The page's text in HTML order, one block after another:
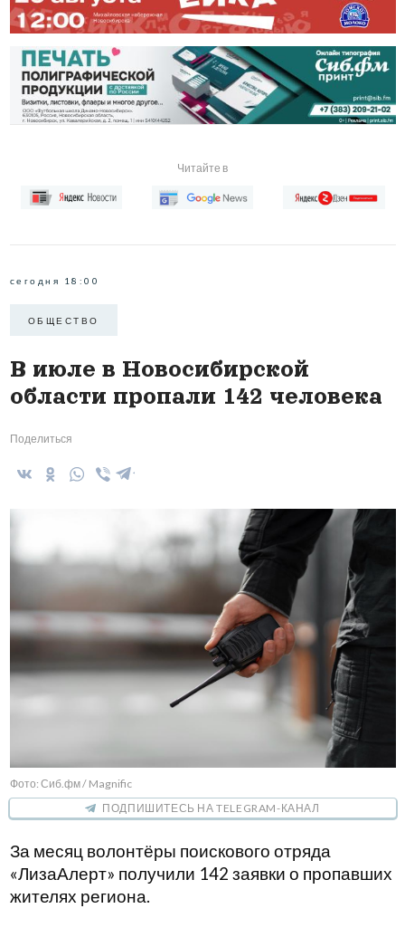
Читайте в
сегодня 18:00
ОБЩЕСТВО
В июле в Новосибирской
области пропали 142 человека
Поделиться
Фото: Сиб.фм / Magnific
ПОДПИШИТЕСЬ НА TELEGRAM-КАНАЛ
За месяц волонтёры поискового отряда
«ЛизаАлерт» получили 142 заявки о пропавших
жителях региона.